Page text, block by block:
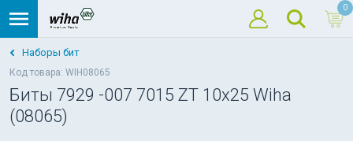
0
Наборы бит
Код товара: WIH08065
Биты 7929 -007 7015 ZT 10x25 Wiha
(08065)